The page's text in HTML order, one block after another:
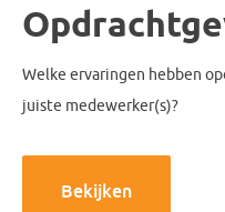
Welke ervaringen hebben
juiste medewerker(s)?
Bekijken